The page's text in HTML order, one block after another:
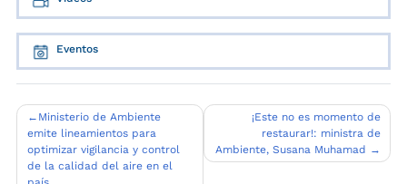
Eventos
Navegación
de
entradas
Ministerio de Ambiente
emite lineamientos para
optimizar vigilancia y control
de la calidad del aire en el
¡Este no es momento de
restaurar!: ministra de
Ambiente, Susana Muhamad